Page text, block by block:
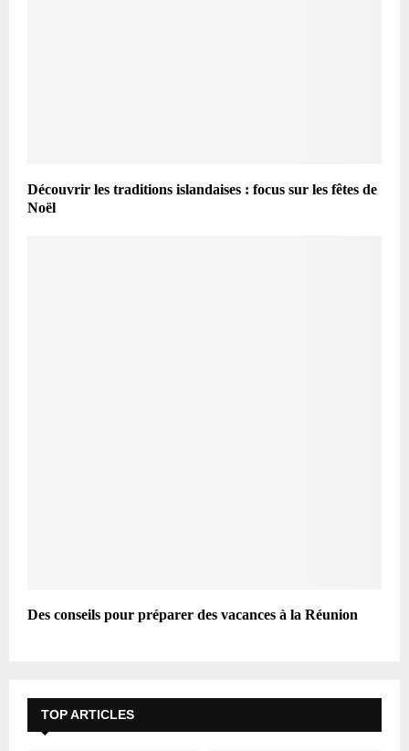
Découvrir les traditions islandaises : focus sur les fêtes de
Noël
Des conseils pour préparer des vacances à la Réunion
TOP ARTICLES